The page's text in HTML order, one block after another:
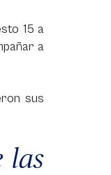
15 a
a
sus
las